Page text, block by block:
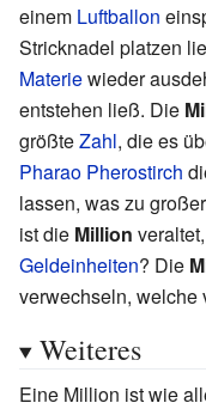
einem Luftballon
Stricknadel platzen
Materiewieder
entstehen ließ. Die
größteZahl, die es
Pharao Pherostirch
lassen, was zu
ist die Million
Geldeinheiten? Die
verwechseln, welche
Weiteres
Eine Million ist wie